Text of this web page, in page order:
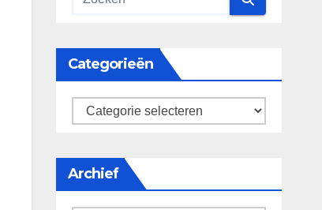
Categorieën
categorieën
Archief